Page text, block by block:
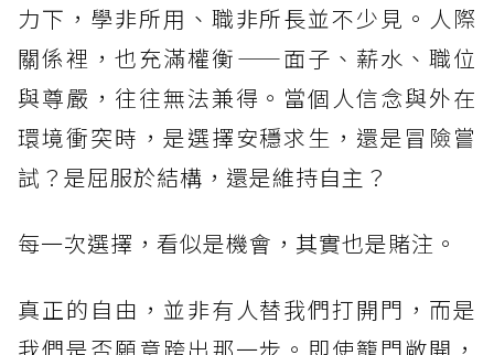
力下，學非所用、職非所長並不少見。人際
關係裡，也充滿權衡——面子、薪水、職位
與尊嚴，往往無法兼得。當個人信念與外在
環境衝突時，是選擇安穩求生，還是冒險嘗
試？是屈服於結構，還是維持自主？
每一次選擇，看似是機會，其實也是賭注。
真正的自由，並非有人替我們打開門，而是